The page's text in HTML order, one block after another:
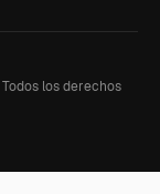
Todos los derechos